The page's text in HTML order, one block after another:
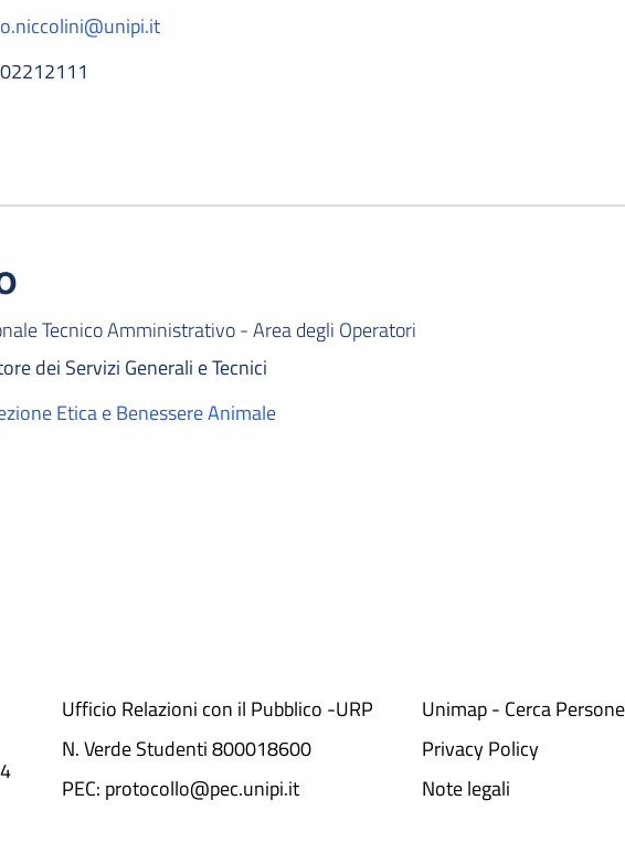
Tecnico Amministrativo - Area degli Operatori
dei Servizi Generali e Tecnici
Etica e Benessere Animale
Ufficio Relazioni con il Pubblico -URP
N. Verde Studenti 800018600​
PEC: protocollo@pec.unipi.it
Unimap - Cerca Persone
Privacy Policy
Note legali